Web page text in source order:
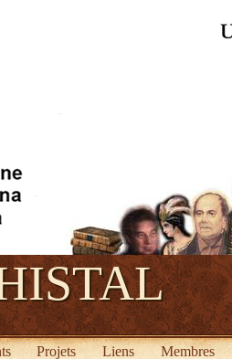
Projets Liens Membres